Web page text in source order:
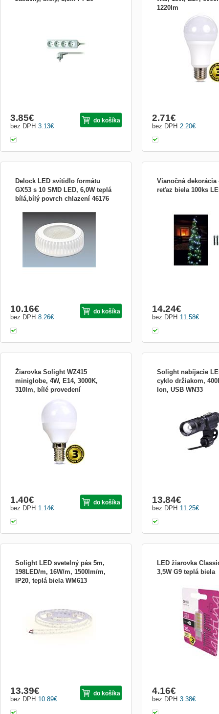
3.13€
bez DPH
3.85€ do košíka
1220lm
LED žiarovka s
spotreba: 15W svetelný
(približne odpovedá
žiarovke) teplota
(studená biela) životnosť
hodín spínacie cykly:
svietenia: 270°
2.20€
bez DPH
2.71€
Delock LED svítidlo formátu
GX53 s 10 SMD LED, 6,0W teplá
bílá,bílý povrch chlazení 46176
LED může být použito s jakoukoli GX53
pomáhá také, oproti konvenčním svítidlům,
šetřit životní prostředí. Navíc hliníkové
chlazení spolehlivě odvádí teplo a samotné
8.26€
bez DPH
10.16€ do košíka
Vianočná dekorácia
reťaz biela 100ks
11.58€
bez DPH
14.24€
Žiarovka Solight WZ415
miniglobe, 4W, E14, 3000K,
310lm, bílé provedení
paticí E14 poskytuje příkon 4 W a svítí
teplou bílou barvou. Bílá žárovka délky 78
mm, průměru 45 mm nahrazuje tradiční 29
W žárovku.
1.14€
bez DPH
1.40€ do košíka
Solight nabíjacie
cyklo držiakom,
Ion, USB WN33
prerušované (blikanie)
/ zoom svietenia
(stupeň krytia IP44)
3,7V, 2200 mAh výdrž
11.25€
bez DPH
13.84€
Solight LED svetelný pás 5m,
198LED/m, 16W/m, 1500lm/m,
IP20, teplá biela WM613
pásik je vysoko flexibilný pásik možno
skrátiť podľa potreby (zvyšné časti je
možné ďalej využiť...
10.89€
bez DPH
13.39€ do košíka
LED žiarovka
3,5W G9 teplá biela
energetická trieda:
biela|index podania
>80|kategória/rada:
žiarovku: 30 W|napätie:
Hz|pätica (uchytenie
čipov: 51|počet
000|predajný obal: 1 ks
3.38€
bez DPH
4.16€